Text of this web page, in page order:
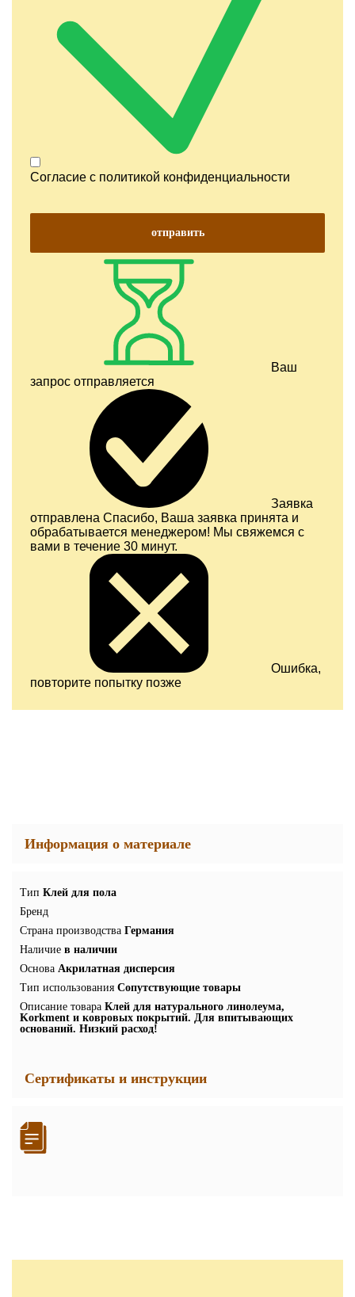
Согласие с политикой конфиденциальности
отправить
Ваш
запрос отправляется
Заявка
отправлена Спасибо, Ваша заявка принята и
обрабатывается менеджером! Мы свяжемся с
вами в течение 30 минут.
Ошибка,
повторите попытку позже
Информация о материале
Тип Клей для пола
Бренд
Страна производства Германия
Наличие в наличии
Основа Акрилатная дисперсия
Тип использования Сопутствующие товары
Описание товара Клей для натурального линолеума,
Korkment и ковровых покрытий. Для впитывающих
оснований. Низкий расход!
Сертификаты и инструкции